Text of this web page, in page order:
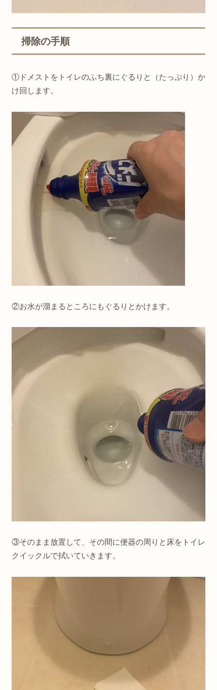
掃除の手順
①ドメストをトイレのふち裏にぐるりと（たっぷり）か
け回します。
②お水が溜まるところにもぐるりとかけます。
③そのまま放置して、その間に便器の周りと床をトイレ
クイックルで拭いていきます。